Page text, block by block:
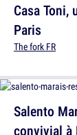
Casa Toni,
Paris
The fork FR
Salento
convivial à